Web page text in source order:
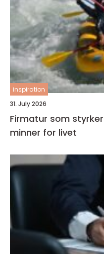
inspiration
31. July 2026
Firmatur som
minner for livet